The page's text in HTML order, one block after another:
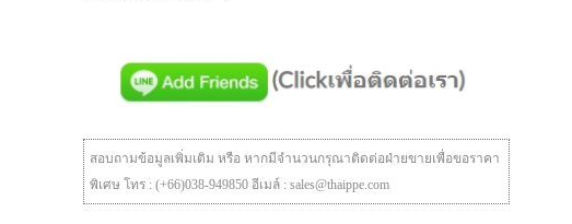
สอบถามข้อมูลเพิ่มเติม หรือ หากมีจำนวนกรุณาติดต่อฝ่ายขายเพื่อขอราคา
พิเศษ โทร : (+66)038-949850 อีเมล์ : sales@thaippe.com